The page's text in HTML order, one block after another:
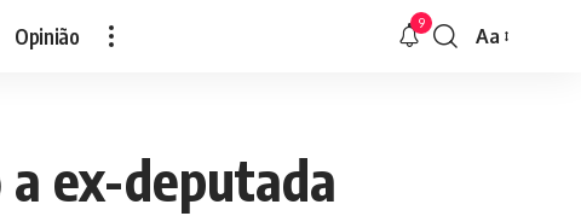
Opinião 9
Font
Aa
ex-deputada